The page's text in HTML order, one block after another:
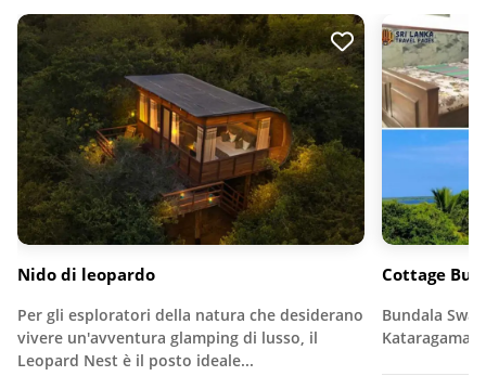
Nido di leopardo
Per gli esploratori della natura che desiderano
vivere un'avventura glamping di lusso, il
Leopard Nest è il posto ideale...
Cottage
Bundala
Kataragama